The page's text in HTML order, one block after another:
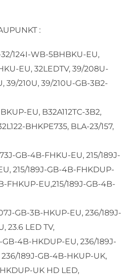
:
124I-WB-5BHBKU-EU,
EU, 32LEDTV, 39/208U-
39/210U, 39/210U-GB-3B2-
EU, B32A112TC-3B2,
BHKPE735, BLA-23/157,
GB-4B-FHKU-EU, 215/189J-
215/189J-GB-4B-FHKDUP-
FHKUP-EU,215/189J-GB-4B-
GB-3B-HKUP-EU, 236/189J-
23.6 LED TV,
GB-4B-HKDUP-EU, 236/189J-
189J-GB-4B-HKUP-UK,
UK HD LED,